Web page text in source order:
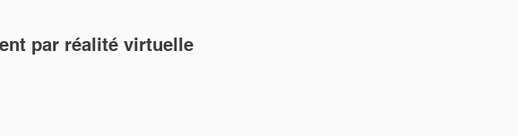
par réalité virtuelle